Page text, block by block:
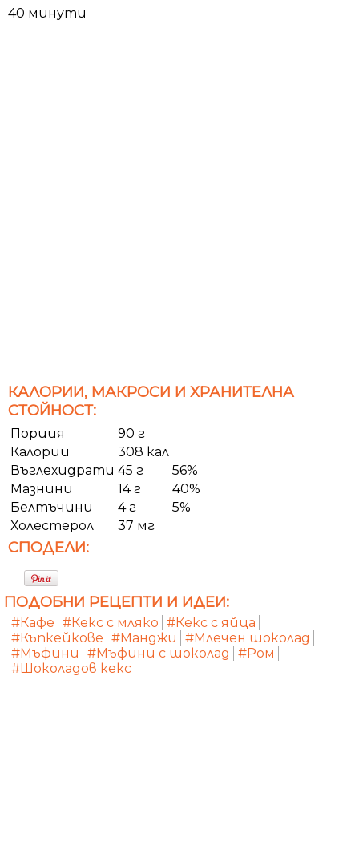
40 минути
КАЛОРИИ, МАКРОСИ И ХРАНИТЕЛНА
СТОЙНОСТ:
Порция
90 г
Калории
308 кал
Въглехидрати 45 г
56%
Мазнини
14 г
40%
Белтъчини
4 г
5%
Холестерол
37 мг
СПОДЕЛИ:
ПОДОБНИ РЕЦЕПТИ И ИДЕИ:
#Кафе #Кекс с мляко #Кекс с яйца
#Къпкейкове #Манджи
#Млечен шоколад
#Мъфини
#Мъфини с шоколад
#Ром
#Шоколадов кекс